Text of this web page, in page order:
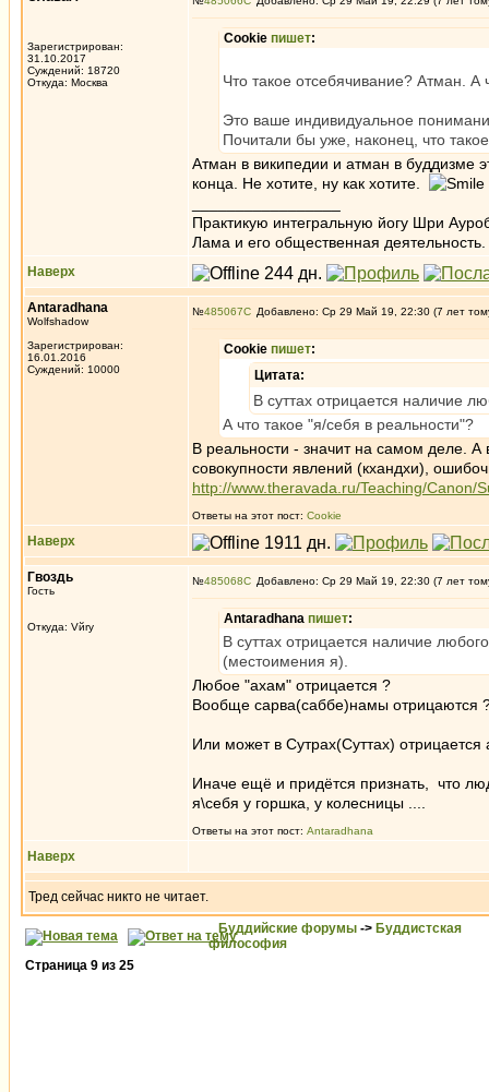
Зарегистрирован:
31.10.2017
Суждений: 18720
Откуда: Москва
Cookie пишет:
Что такое отсебячивание? Атман.
Это ваше индивидуальное
Почитали бы уже, наконец, что
Атман в википедии и атман в буддизме
конца. Не хотите, ну как хотите.
Практикую интегральную йогу Шри
Лама и его общественная деятельность.
Наверх
Antaradhana
Wolfshadow
Зарегистрирован:
16.01.2016
Суждений: 10000
№485067 Добавлено: Ср 29 Май 19, 22:30 (7 лет
Cookie пишет:
Цитата:
В суттах отрицается наличие
А что такое "я/себя в реальности"?
В реальности - значит на самом деле.
совокупности явлений (кхандхи),
http://www.theravada.ru/Teaching/Canon/
Ответы на этот пост: Cookie
Наверх
Гвоздь
Гость
Откуда: Vйry
№485068 Добавлено: Ср 29 Май 19, 22:30 (7 лет
Antaradhana пишет:
В суттах отрицается наличие
(местоимения я).
Любое "ахам" отрицается ?
Вообще сарва(саббе)намы отрицаются
Или может в Сутрах(Суттах)
Иначе ещё и придётся признать, что
я\себя у горшка, у колесницы ....
Ответы на этот пост: Antaradhana
Наверх
Тред сейчас никто не читает.
Буддийские форумы -> Буддистская
философия
Страница 9 из 25